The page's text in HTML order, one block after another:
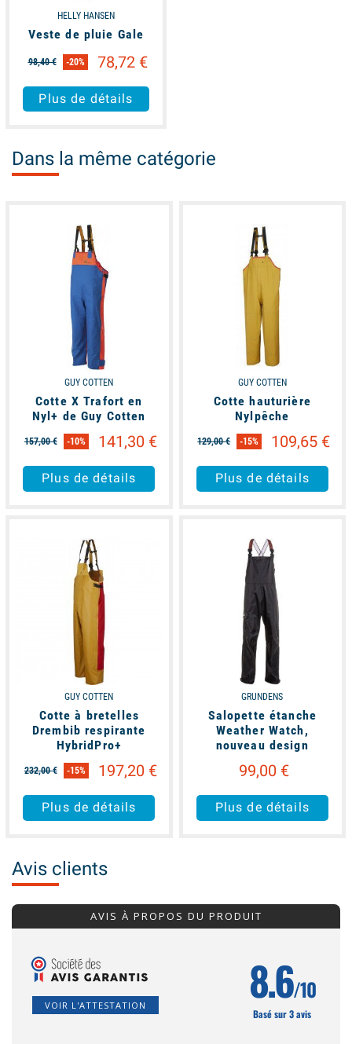
HELLY HANSEN
Veste de pluie Gale
98,40 € -20% 78,72 €
Plus de détails
Dans la même catégorie
GUY COTTEN
Cotte X Trafort en
Nyl+ de Guy Cotten
157,00 € -10% 141,30 €
Plus de détails
GUY COTTEN
Cotte hauturière
Nylpêche
129,00 € -15% 109,65 €
Plus de détails
GUY COTTEN
Cotte à bretelles
Drembib respirante
HybridPro+
232,00 € -15% 197,20 €
Plus de détails
GRUNDENS
Salopette étanche
Weather Watch,
nouveau design
99,00 €
Plus de détails
Avis clients
AVIS À PROPOS DU PRODUIT
VOIR L'ATTESTATION 8.6/10
Basé sur 3 avis